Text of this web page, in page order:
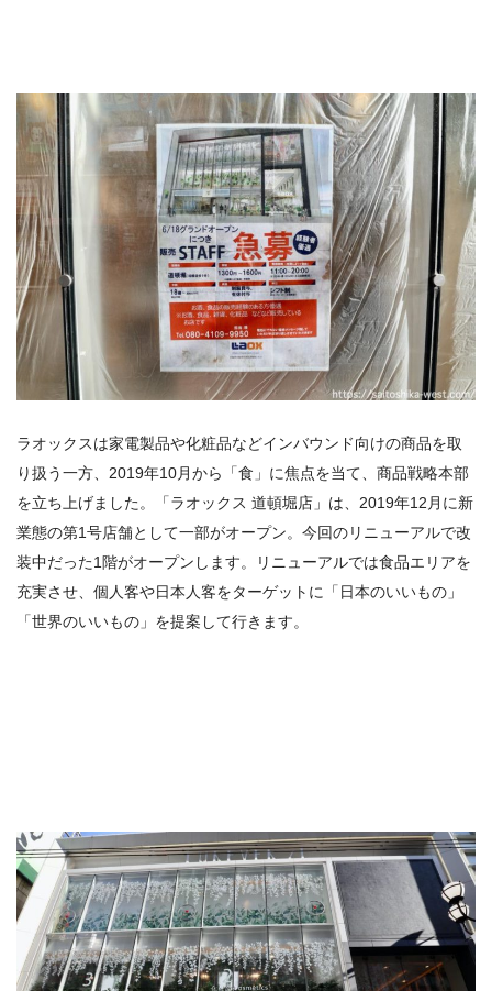
ラオックスは家電製品や化粧品などインバウンド向けの商品を取
り扱う一方、 2019年10月から「食」に焦点を当て、商品戦略本部
を立ち上げました。「ラオックス 道頓堀店」は、 2019年12 月に新
業態の第1号店舗として一部がオープン。今回のリニューアルで改
装中だった1階がオープンします。リニューアルでは食品エリアを
充実させ、個人客や日本人客をターゲットに「日本のいいもの」
「世界のいいもの」を提案して行きます。